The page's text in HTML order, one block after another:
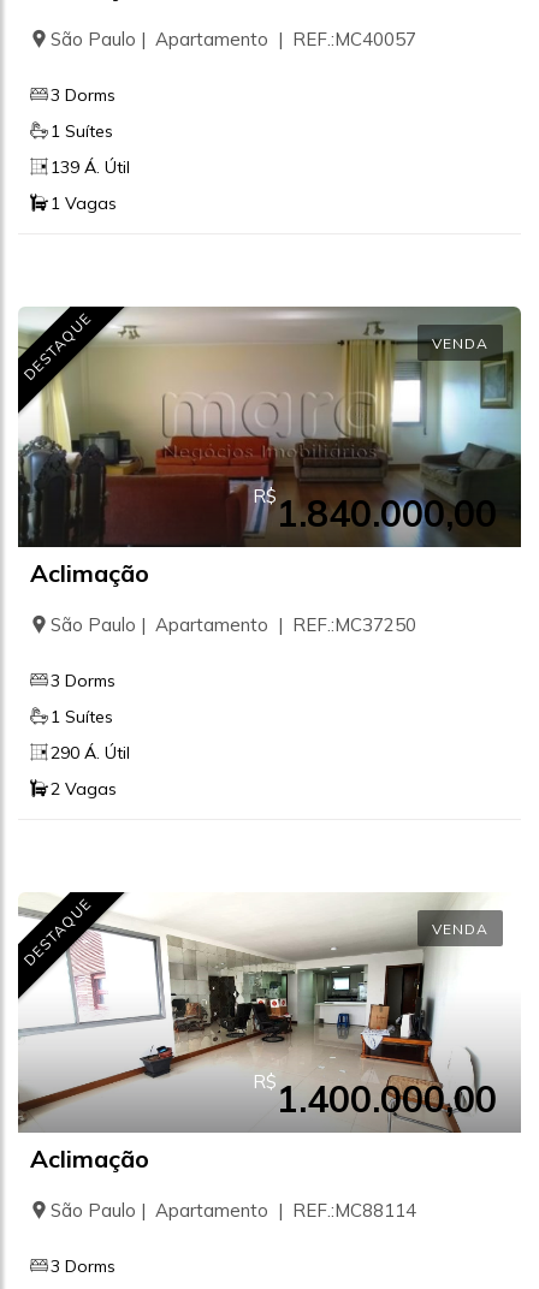
São Paulo | Apartamento | REF.:MC40057
3 Dorms
1 Suítes
139 Á. Útil
1 Vagas
DESTAQUE VENDA
R$ 1.840.000,00
Aclimação
São Paulo | Apartamento | REF.:MC37250
3 Dorms
1 Suítes
290 Á. Útil
2 Vagas
DESTAQUE VENDA
R$1.400.000,00
Aclimação
São Paulo | Apartamento | REF.:MC88114
3 Dorms